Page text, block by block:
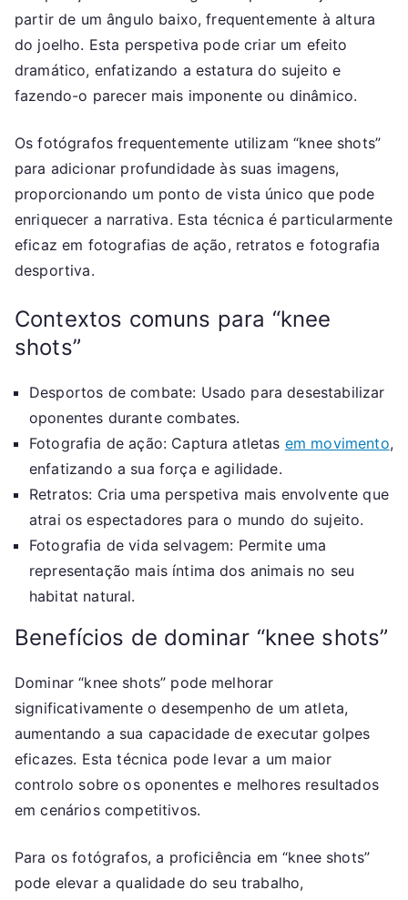
partir de um ângulo baixo, frequentemente à altura
do joelho. Esta perspetiva pode criar um efeito
dramático, enfatizando a estatura do sujeito e
fazendo-o parecer mais imponente ou dinâmico.
Os fotógrafos frequentemente utilizam “knee shots”
para adicionar profundidade às suas imagens,
proporcionando um ponto de vista único que pode
enriquecer a narrativa. Esta técnica é particularmente
eficaz em fotografias de ação, retratos e fotografia
desportiva.
Contextos comuns para “knee
shots”
Desportos de combate: Usado para desestabilizar
oponentes durante combates.
Fotografia de ação: Captura atletas em movimento,
enfatizando a sua força e agilidade.
Retratos: Cria uma perspetiva mais envolvente que
atrai os espectadores para o mundo do sujeito.
Fotografia de vida selvagem: Permite uma
representação mais íntima dos animais no seu
habitat natural.
Benefícios de dominar “knee shots”
Dominar “knee shots” pode melhorar
significativamente o desempenho de um atleta,
aumentando a sua capacidade de executar golpes
eficazes. Esta técnica pode levar a um maior
controlo sobre os oponentes e melhores resultados
em cenários competitivos.
Para os fotógrafos, a proficiência em “knee shots”
pode elevar a qualidade do seu trabalho,